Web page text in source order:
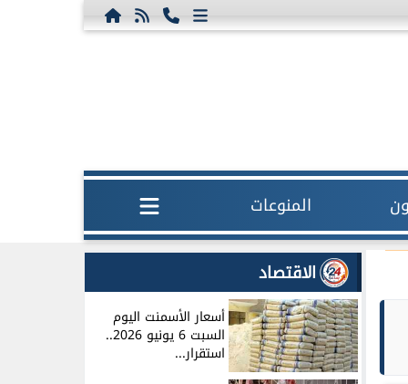
المنوعات
الاقتصاد
أسعار الأسمنت اليوم
السبت 6 يونيو 2026..
استقرار...